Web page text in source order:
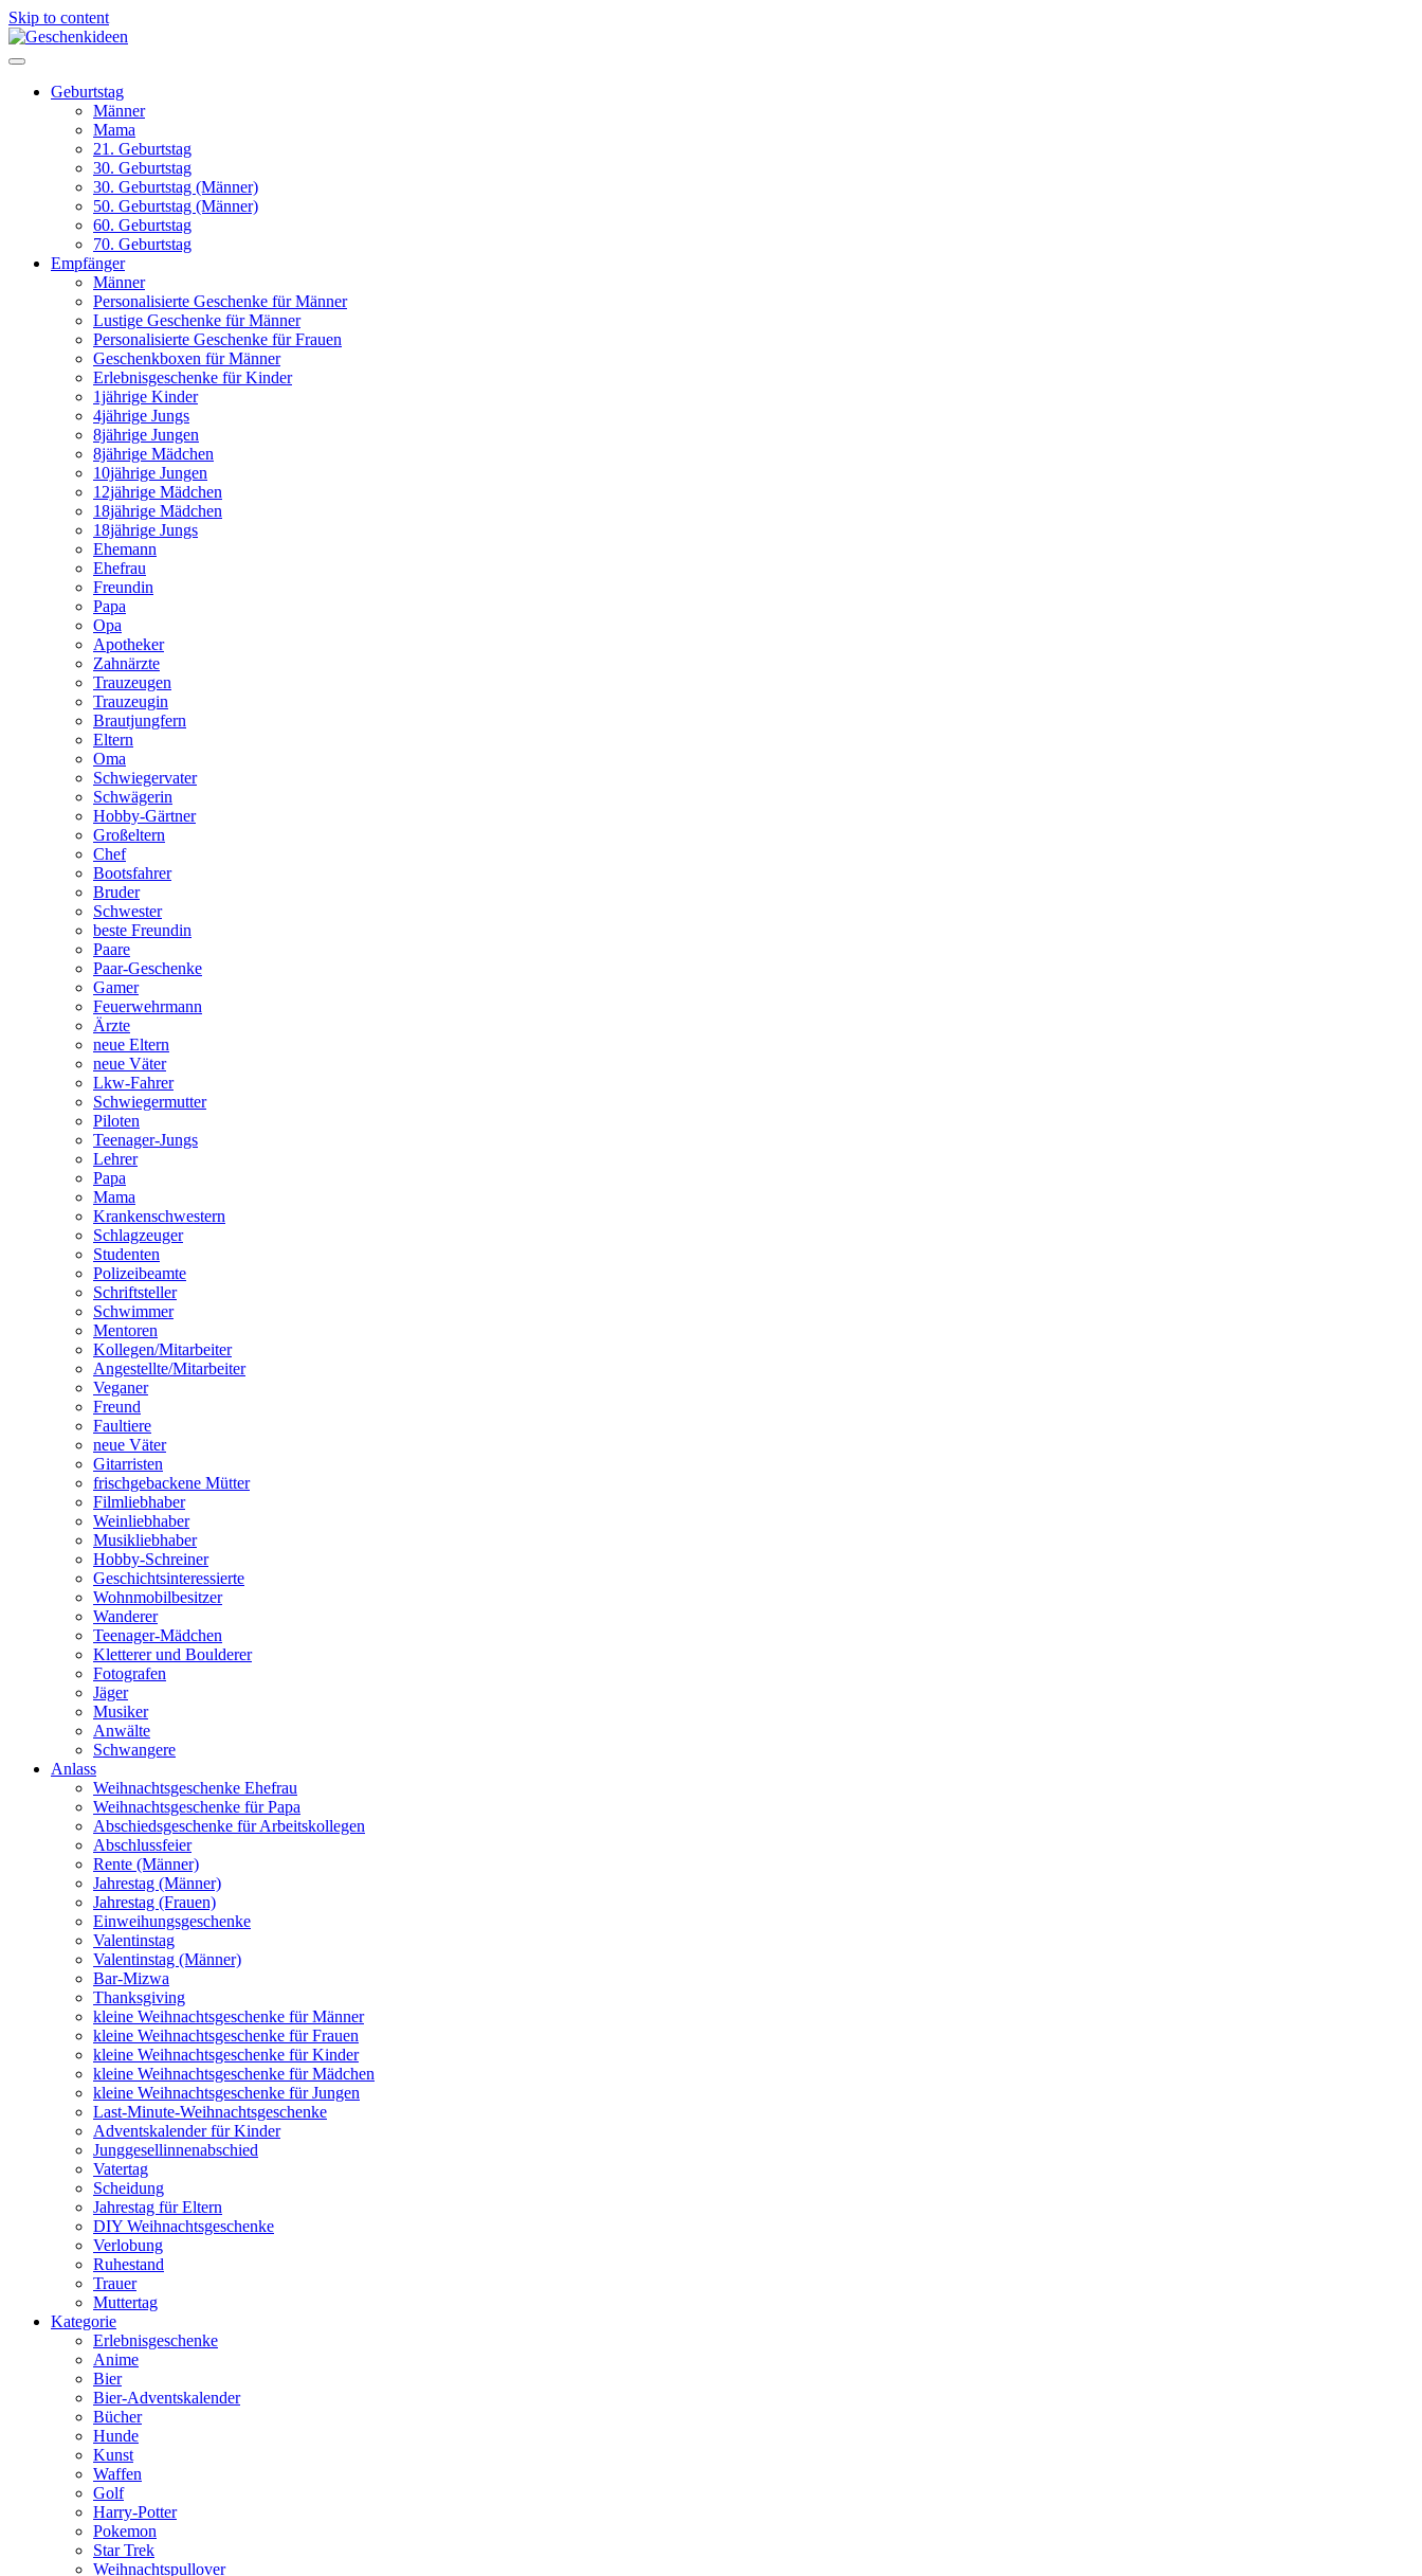
Skip to content
Geburtstag
Männer
Mama
21. Geburtstag
30. Geburtstag
30. Geburtstag (Männer)
50. Geburtstag (Männer)
60. Geburtstag
70. Geburtstag
Empfänger
Männer
Personalisierte Geschenke für Männer
Lustige Geschenke für Männer
Personalisierte Geschenke für Frauen
Geschenkboxen für Männer
Erlebnisgeschenke für Kinder
1jährige Kinder
4jährige Jungs
8jährige Jungen
8jährige Mädchen
10jährige Jungen
12jährige Mädchen
18jährige Mädchen
18jährige Jungs
Ehemann
Ehefrau
Freundin
Papa
Opa
Apotheker
Zahnärzte
Trauzeugen
Trauzeugin
Brautjungfern
Eltern
Oma
Schwiegervater
Schwägerin
Hobby-Gärtner
Großeltern
Chef
Bootsfahrer
Bruder
Schwester
beste Freundin
Paare
Paar-Geschenke
Gamer
Feuerwehrmann
Ärzte
neue Eltern
neue Väter
Lkw-Fahrer
Schwiegermutter
Piloten
Teenager-Jungs
Lehrer
Papa
Mama
Krankenschwestern
Schlagzeuger
Studenten
Polizeibeamte
Schriftsteller
Schwimmer
Mentoren
Kollegen/Mitarbeiter
Angestellte/Mitarbeiter
Veganer
Freund
Faultiere
neue Väter
Gitarristen
frischgebackene Mütter
Filmliebhaber
Weinliebhaber
Musikliebhaber
Hobby-Schreiner
Geschichtsinteressierte
Wohnmobilbesitzer
Wanderer
Teenager-Mädchen
Kletterer und Boulderer
Fotografen
Jäger
Musiker
Anwälte
Schwangere
Anlass
Weihnachtsgeschenke Ehefrau
Weihnachtsgeschenke für Papa
Abschiedsgeschenke für Arbeitskollegen
Abschlussfeier
Rente (Männer)
Jahrestag (Männer)
Jahrestag (Frauen)
Einweihungsgeschenke
Valentinstag
Valentinstag (Männer)
Bar-Mizwa
Thanksgiving
kleine Weihnachtsgeschenke für Männer
kleine Weihnachtsgeschenke für Frauen
kleine Weihnachtsgeschenke für Kinder
kleine Weihnachtsgeschenke für Mädchen
kleine Weihnachtsgeschenke für Jungen
Last-Minute-Weihnachtsgeschenke
Adventskalender für Kinder
Junggesellinnenabschied
Vatertag
Scheidung
Jahrestag für Eltern
DIY Weihnachtsgeschenke
Verlobung
Ruhestand
Trauer
Muttertag
Kategorie
Erlebnisgeschenke
Anime
Bier
Bier-Adventskalender
Bücher
Hunde
Kunst
Waffen
Golf
Harry-Potter
Pokemon
Star Trek
Weihnachtspullover